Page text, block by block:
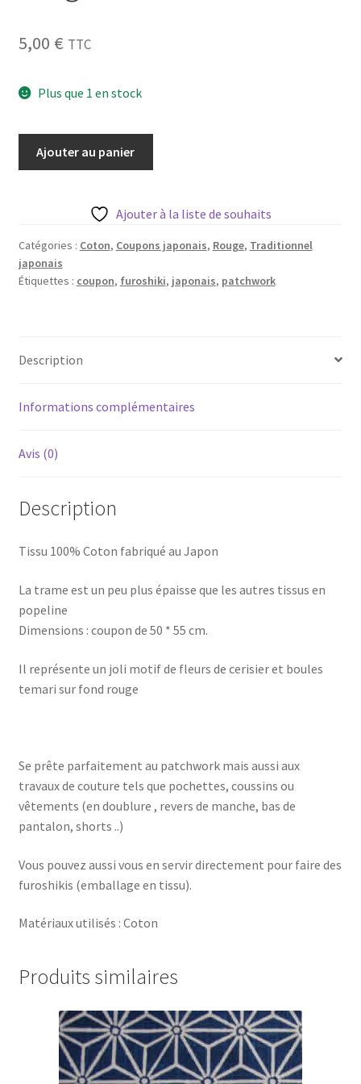
Qui suis je ?
CGV
5,00 € TTC
Plus que 1 en stock
50
*
55cm
rouge
Ajouter au panier
Ajouter à la liste de souhaits
Catégories : Coton, Coupons japonais, Rouge, Traditionnel
japonais
Étiquettes : coupon, furoshiki, japonais, patchwork
Description
Informations complémentaires
Avis (0)
Description
Tissu 100% Coton fabriqué au Japon
La trame est un peu plus épaisse que les autres tissus en
popeline
Dimensions : coupon de 50 * 55 cm.
Il représente un joli motif de fleurs de cerisier et boules
temari sur fond rouge
Se prête parfaitement au patchwork mais aussi aux
travaux de couture tels que pochettes, coussins ou
vêtements (en doublure , revers de manche, bas de
pantalon, shorts ..)
Vous pouvez aussi vous en servir directement pour faire des
furoshikis (emballage en tissu).
Matériaux utilisés : Coton
Produits similaires